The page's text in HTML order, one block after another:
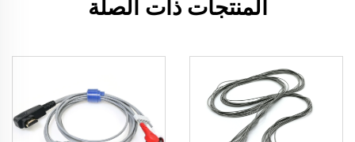
المنتجات ذات الصلة